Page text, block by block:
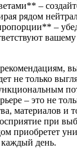
–
рядом
–
вашему
не только
– это не
материалов и
при
приобретет
каждый день.